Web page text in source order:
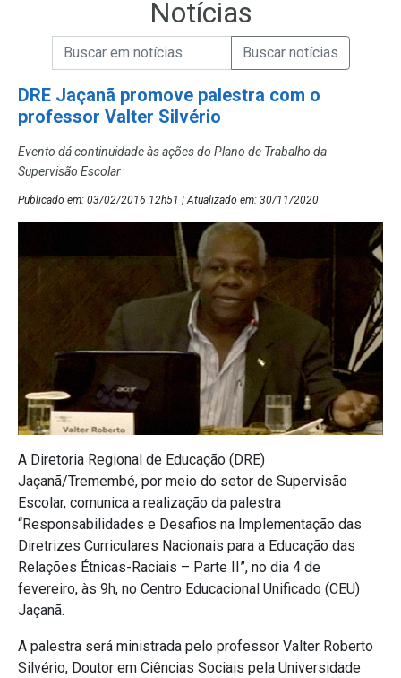
Notícias
Campo de Busca de Notícias
Campo de Busca de informaçõesEnviar a Busca de Notícias
DRE Jaçanã promove palestra com o
professor Valter Silvério
Evento dá continuidade às ações do Plano de Trabalho da
Supervisão Escolar
Publicado em: 03/02/2016 12h51 | Atualizado em: 30/11/2020
A Diretoria Regional de Educação (DRE)
Jaçanã/Tremembé, por meio do setor de Supervisão
Escolar, comunica a realização da palestra
“Responsabilidades e Desafios na Implementação das
Diretrizes Curriculares Nacionais para a Educação das
Relações Étnicas-Raciais – Parte II”, no dia 4 de
fevereiro, às 9h, no Centro Educacional Unificado (CEU)
Jaçanã.
A palestra será ministrada pelo professor Valter Roberto
Silvério, Doutor em Ciências Sociais pela Universidade